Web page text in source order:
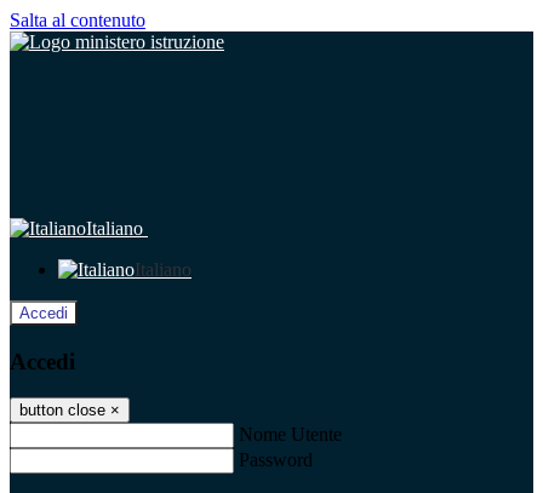
Salta al contenuto
Italiano
Italiano
Accedi
Accedi
button close ×
Nome Utente
Password